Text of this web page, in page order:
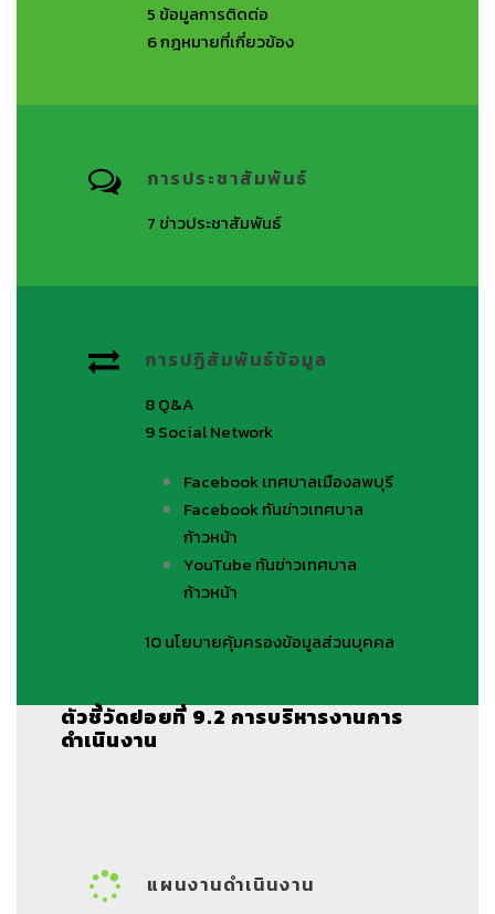
5 ข้อมูลการติดต่อ
6กฎหมายที่เกี่ยวข้อง
การประชาสัมพันธ์
7 ข่าวประชาสัมพันธ์
การปฏิสัมพันธ์ข้อมูล
8Q&A
9Social Network
Facebookเทศบาลเมืองลพบุรี
Facebookทันข่าวเทศบาล
ก้าวหน้า
YouTube ทันข่าวเทศบาล
ก้าวหน้า
10นโยบายคุ้มครองข้อมูลส่วนบุคคล
ตัวชี้วัดย่อยที่ 9.2 การบริหารงานการ
ดำเนินงาน
แผนงานดำเนินงาน